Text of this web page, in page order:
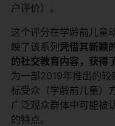
户评价）。
这个评分在学龄前儿童
映了该系列 凭借其新颖
的社交教育内容，获得
为一部2019年推出的较
标受众（学龄前儿童）
广泛观众群体中可能被
的特点。